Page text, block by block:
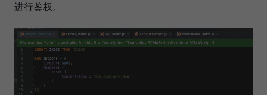
进行鉴权。